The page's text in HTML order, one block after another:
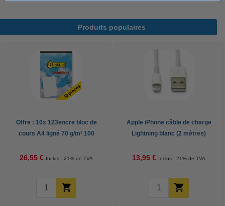
Produits populaires
Offre : 10x 123encre bloc de
cours A4 ligné 70 g/m² 100
26,55 € Inclus : 21% de TVA
Apple iPhone câble de charge
Lightning blanc (2 mètres)
13,95 € Inclus : 21% de TVA